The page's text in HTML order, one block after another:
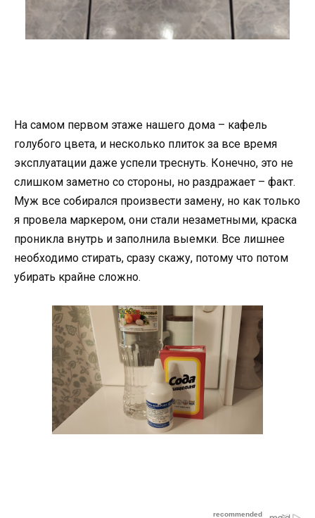
На самом первом этаже нашего дома – кафель
голубого цвета, и несколько плиток за все время
эксплуатации даже успели треснуть. Конечно, это не
слишком заметно со стороны, но раздражает – факт.
Муж все собирался произвести замену, но как только
я провела маркером, они стали незаметными, краска
проникла внутрь и заполнила выемки. Все лишнее
необходимо стирать, сразу скажу, потому что потом
убирать крайне сложно.